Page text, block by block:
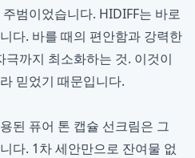
범이었습니다. HIDIFF는 바로
다. 바를 때의 편안함과 강력한
까지 최소화하는 것. 이것이
믿었기 때문입니다.
된 퓨어 톤 캡슐 선크림은 그
다. 1차 세안만으로 잔여물 없